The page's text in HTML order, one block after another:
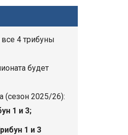
4 трибуны
будет
(сезон 2025/26):
1 и 3;
1 и 3